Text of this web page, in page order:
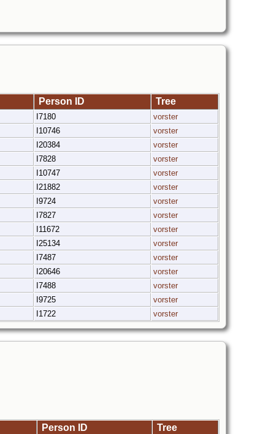
Person ID Tree
I7180
vorster
I10746
vorster
I20384
vorster
I7828
vorster
I10747
vorster
I21882
vorster
I9724
vorster
I7827
vorster
I11672
vorster
I25134
vorster
I7487
vorster
I20646
vorster
I7488
vorster
I9725
vorster
I1722 vorster
Person ID Tree